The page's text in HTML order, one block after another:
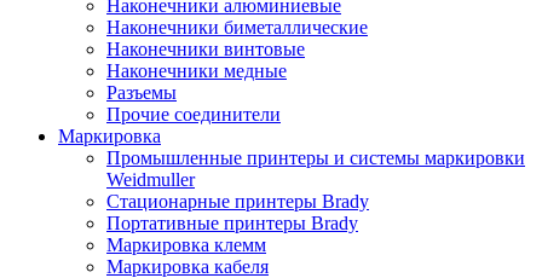
Наконечники алюминиевые
Наконечники биметаллические
Наконечники винтовые
Наконечники медные
Разъемы
Прочие соединители
Маркировка
Промышленные принтеры и системы маркировки
Weidmuller
Стационарные принтеры Brady
Портативные принтеры Brady
Маркировка клемм
Маркировка кабеля